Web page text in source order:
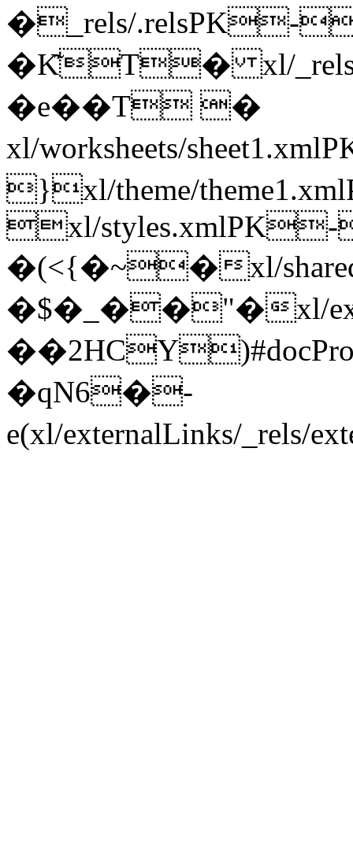
�_rels/.relsPK-
�K͊T� xl/_rels/
�e��T �
xl/worksheets/
}xl/theme/
xl/
�(<{�~�xl/
�$�_��"�xl/
�qN6�-
e(xl/externalLinks/